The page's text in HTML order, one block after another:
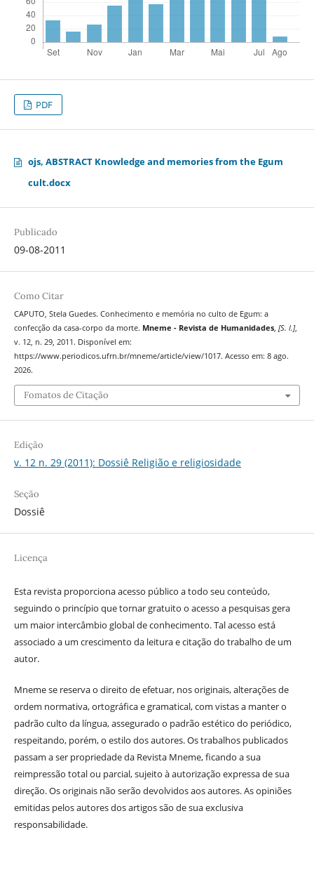
PDF
ojs, ABSTRACT Knowledge and memories from the Egum
cult.docx
Publicado
09-08-2011
Como Citar
CAPUTO, Stela Guedes. Conhecimento e memória no culto de Egum: a
confecção da casa-corpo da morte. Mneme - Revista de Humanidades, [S. l.],
v. 12, n. 29, 2011. Disponível em:
https://www.periodicos.ufrn.br/mneme/article/view/1017. Acesso em: 8 ago.
2026.
Fomatos de Citação
Edição
v. 12 n. 29 (2011): Dossiê Religião e religiosidade
Seção
Dossiê
Licença
Esta revista proporciona acesso público a todo seu conteúdo,
seguindo o princípio que tornar gratuito o acesso a pesquisas gera
um maior intercâmbio global de conhecimento. Tal acesso está
associado a um crescimento da leitura e citação do trabalho de um
autor.
Mneme se reserva o direito de efetuar, nos originais, alterações de
ordem normativa, ortográfica e gramatical, com vistas a manter o
padrão culto da língua, assegurado o padrão estético do periódico,
respeitando, porém, o estilo dos autores. Os trabalhos publicados
passam a ser propriedade da Revista Mneme, ficando a sua
reimpressão total ou parcial, sujeito à autorização expressa de sua
direção. Os originais não serão devolvidos aos autores. As opiniões
emitidas pelos autores dos artigos são de sua exclusiva
responsabilidade.